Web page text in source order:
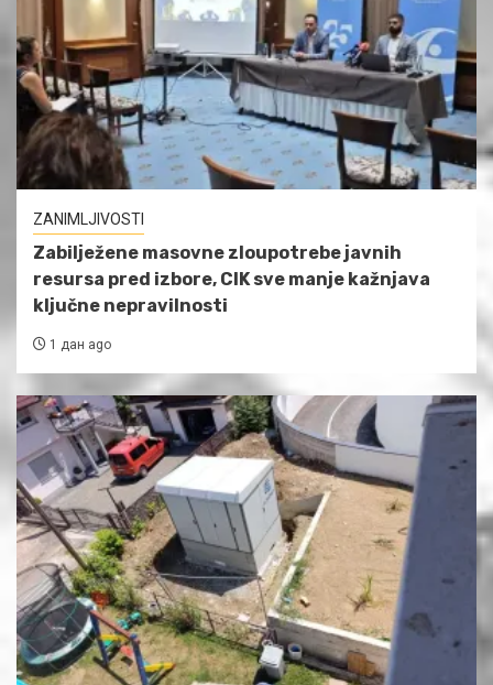
ZANIMLJIVOSTI
Zabilježene masovne zloupotrebe javnih
resursa pred izbore, CIK sve manje kažnjava
ključne nepravilnosti
1 дан ago